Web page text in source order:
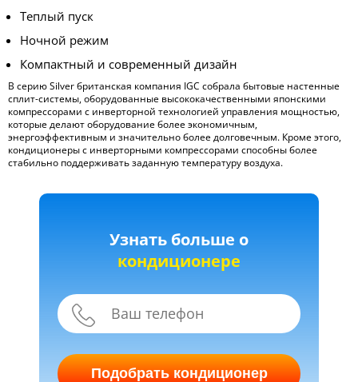
Теплый пуск
Ночной режим
Компактный и современный дизайн
В серию Silver британская компания IGC собрала бытовые настенные
сплит-системы, оборудованные высококачественными японскими
компрессорами с инверторной технологией управления мощностью,
которые делают оборудование более экономичным,
энергоэффективным и значительно более долговечным. Кроме этого,
кондиционеры с инверторными компрессорами способны более
стабильно поддерживать заданную температуру воздуха.
Узнать больше о
кондиционере
Подобрать кондиционер